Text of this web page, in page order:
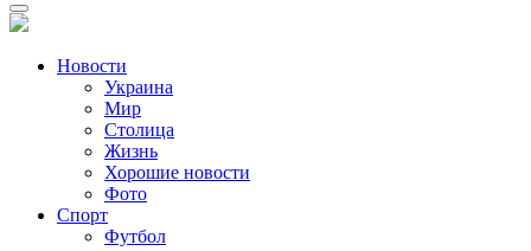
Новости
Украина
Мир
Столица
Жизнь
Хорошие новости
Фото
Спорт
Футбол